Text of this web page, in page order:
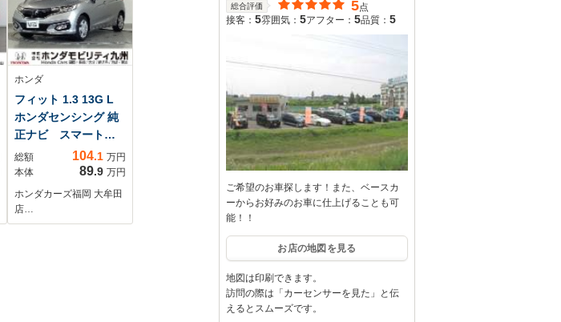
ホンダ
フィット 1.3 13G L
ホンダセンシング 純
正ナビ スマートキ
ー LEDヘッドライ
ト
総額 104.1 万円
本体
89.9 万円
ホンダカーズ福岡 大牟田
店…
総合評価
5点
接客： 5雰囲気： 5アフター： 5品質： 5
ご希望のお車探します！また、ベースカ
ーからお好みのお車に仕上げることも可
能！！
お店の地図を見る
地図は印刷できます。
訪問の際は「カーセンサーを見た」と伝
えるとスムーズです。